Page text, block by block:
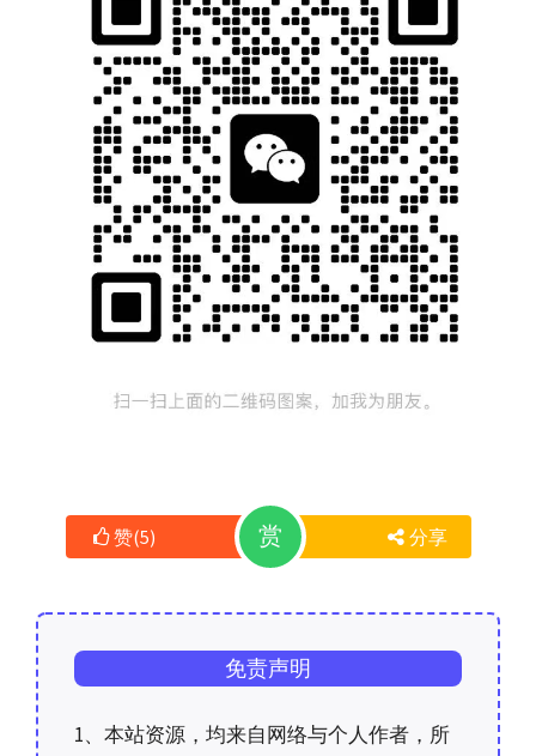
赞(5) 赏 分享
免责声明
1、本站资源，均来自网络与个人作者，所